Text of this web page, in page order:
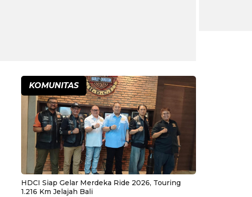
KOMUNITAS
HDCI Siap Gelar Merdeka Ride 2026, Touring
1.216 Km Jelajah Bali